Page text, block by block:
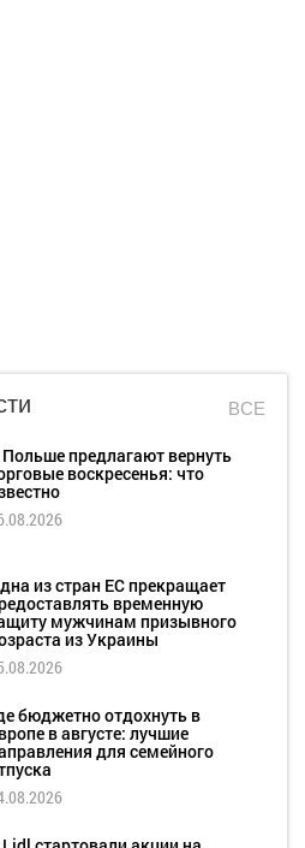
ВСЕ
предлагают вернуть
воскресенья: что
из стран ЕС прекращает
временную
мужчинам призывного
из Украины
бюджетно отдохнуть в
в августе: лучшие
для семейного